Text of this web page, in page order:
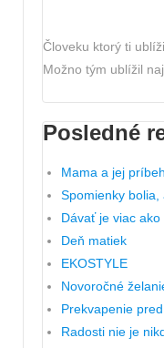
Človeku ktorý ti
Možno tým ublížil
Posledné
Mama a jej
Spomienky bolia,
Dávať je viac
Deň matiek
EKOSTYLE
Novoročné
Prekvapenie
Radosti nie je